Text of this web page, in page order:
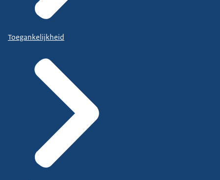
Toegankelijkheid